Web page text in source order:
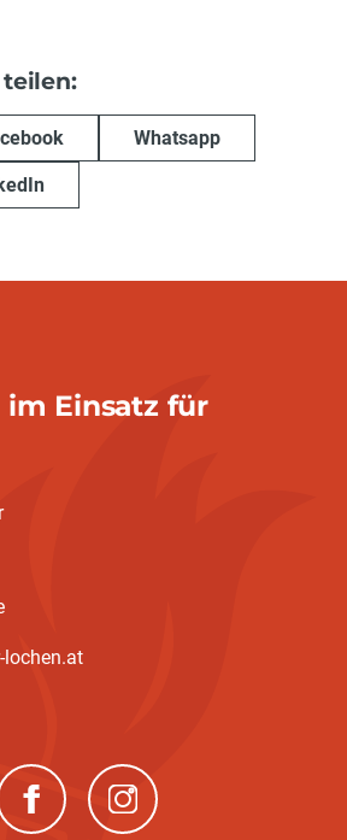
teilen:
Whatsapp
im Einsatz für
lochen.at
(neues Fenster)(neues Fenster)